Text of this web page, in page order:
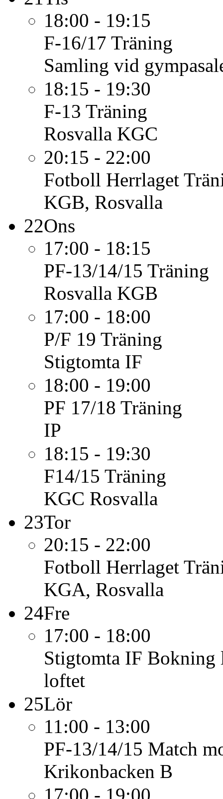
18:00 - 19:15
F-16/17 Träning
Samling vid
18:15 - 19:30
F-13 Träning
Rosvalla KGC
20:15 - 22:00
Fotboll Herrlaget
KGB, Rosvalla
22Ons
17:00 - 18:15
PF-13/14/15 Träning
Rosvalla KGB
17:00 - 18:00
P/F 19 Träning
Stigtomta IF
18:00 - 19:00
PF 17/18 Träning
IP
18:15 - 19:30
F14/15 Träning
KGC Rosvalla
23Tor
20:15 - 22:00
Fotboll Herrlaget
KGA, Rosvalla
24Fre
17:00 - 18:00
Stigtomta IF Bokning
loftet
25Lör
11:00 - 13:00
PF-13/14/15 Match
Krikonbacken B